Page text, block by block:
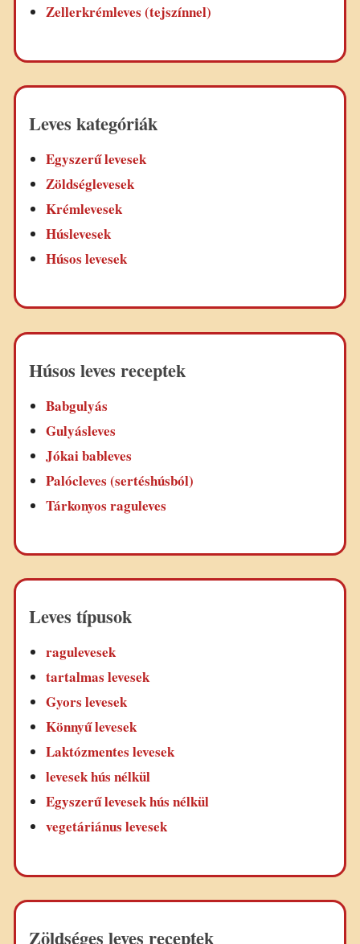
Zellerkrémleves (tejszínnel)
Leves kategóriák
Egyszerű levesek
Zöldséglevesek
Krémlevesek
Húslevesek
Húsos levesek
Húsos leves receptek
Babgulyás
Gulyásleves
Jókai bableves
Palócleves (sertéshúsból)
Tárkonyos raguleves
Leves típusok
ragulevesek
tartalmas levesek
Gyors levesek
Könnyű levesek
Laktózmentes levesek
levesek hús nélkül
Egyszerű levesek hús nélkül
vegetáriánus levesek
Zöldséges leves receptek